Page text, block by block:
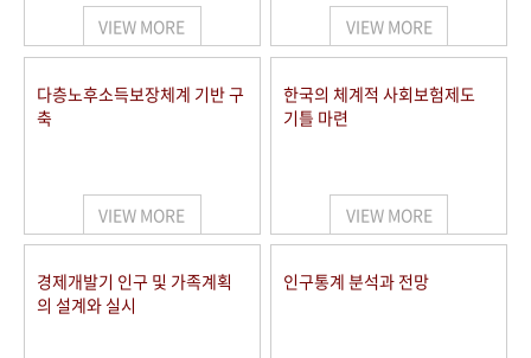
세계와 함께 한 KIHASA
VR 역사관
VIEW MORE VIEW MORE
다층노후소득보장체계 기반 구
축
VIEW MORE
한국의 체계적 사회보험제도
기틀 마련
VIEW MORE
경제개발기 인구 및 가족계획
의 설계와 실시
인구통계 분석과 전망